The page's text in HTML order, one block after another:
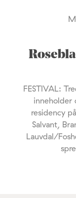
FESTIVAL:
inneholder
residency
Salvant,
Lauvdal/